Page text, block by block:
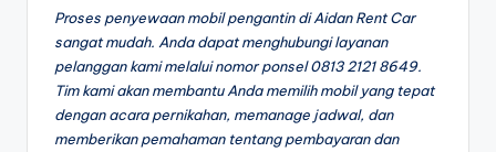
Proses penyewaan mobil pengantin di Aidan Rent Car
sangat mudah. Anda dapat menghubungi layanan
pelanggan kami melalui nomor ponsel 0813 2121 8649.
Tim kami akan membantu Anda memilih mobil yang tepat
dengan acara pernikahan, memanage jadwal, dan
memberikan pemahaman tentang pembayaran dan